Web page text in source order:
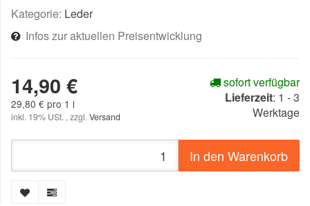
Kategorie: Leder
Infos zur aktuellen Preisentwicklung
14,90 €
29,80 € pro 1 l
inkl. 19% USt. , zzgl. Versand
sofort verfügbar
Lieferzeit: 1 - 3
Werktage
In den Warenkorb